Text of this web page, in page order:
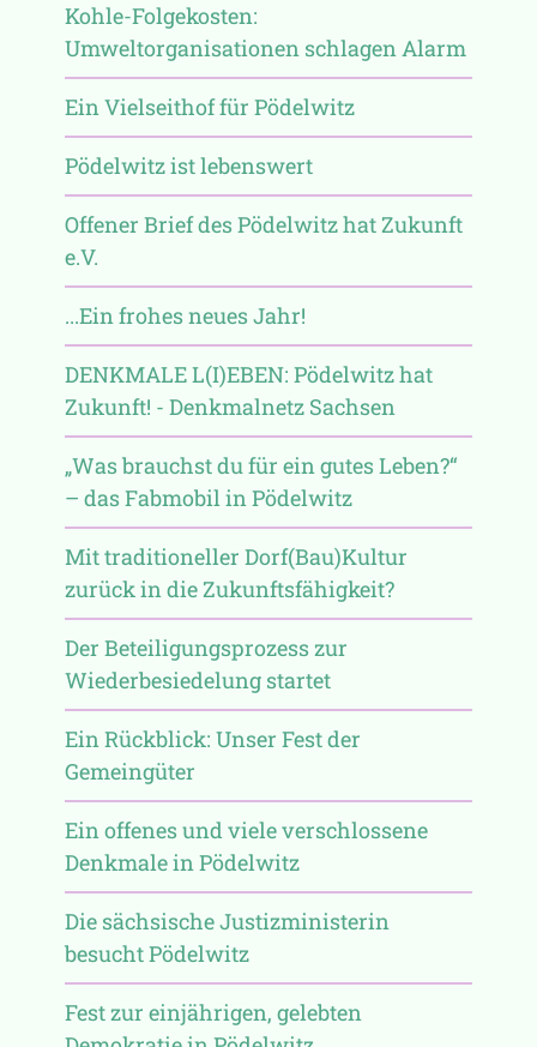
Kohle-Folgekosten:
Umweltorganisationen schlagen Alarm
Ein Vielseithof für Pödelwitz
Pödelwitz ist lebenswert
Offener Brief des Pödelwitz hat Zukunft
e.V.
...Ein frohes neues Jahr!
DENKMALE L(I)EBEN: Pödelwitz hat
Zukunft! - Denkmalnetz Sachsen
„Was brauchst du für ein gutes Leben?“
– das Fabmobil in Pödelwitz
Mit traditioneller Dorf(Bau)Kultur
zurück in die Zukunftsfähigkeit?
Der Beteiligungsprozess zur
Wiederbesiedelung startet
Ein Rückblick: Unser Fest der
Gemeingüter
Ein offenes und viele verschlossene
Denkmale in Pödelwitz
Die sächsische Justizministerin
besucht Pödelwitz
Fest zur einjährigen, gelebten